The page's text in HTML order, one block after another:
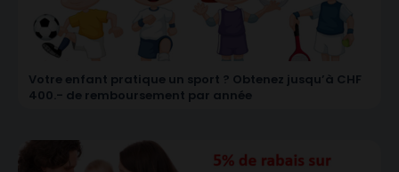
Votre enfant pratique un sport ? Obtenez jusqu’à CHF
400.- de remboursement par année